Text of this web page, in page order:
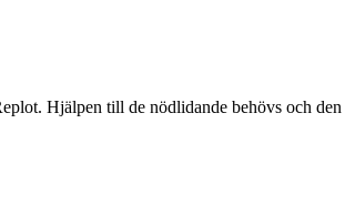
Hjälpen till de nödlidande behövs och